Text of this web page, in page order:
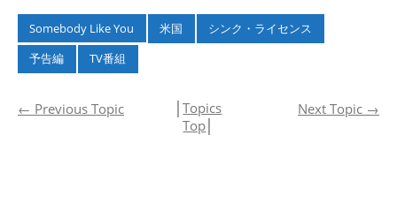
Somebody Like You 米国
シンク・ライセンス
予告編
TV番組
← Previous Topic │Topics
Top
Next Topic →